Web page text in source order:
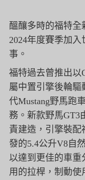
醞釀多時的福特全
2024年度賽季加
事。
福特過去曾推出以
屬中置引擎後輪驅
代Mustang野馬跑
務。 新款野馬GT3
責建造 ，引擎裝
發的5.4公升V8自
以達到更佳的車重
用的拉桿， 制動使